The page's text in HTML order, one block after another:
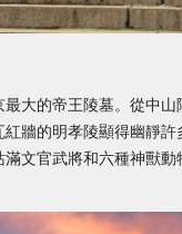
大的帝王陵墓。從中
牆的明孝陵顯得幽靜
文官武將和六種神獸